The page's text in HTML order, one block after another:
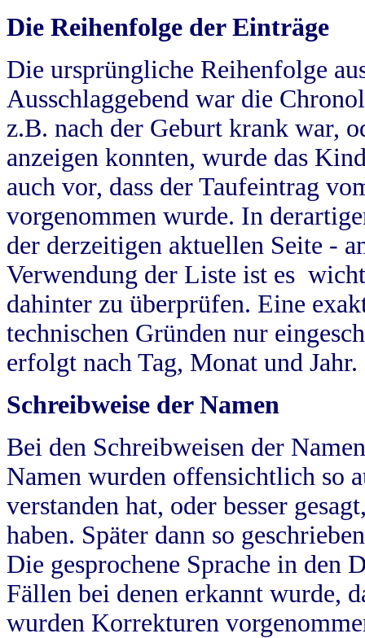
Die Reihenfolge der Einträge
Die ursprüngliche Reihenfolge
Ausschlaggebend war die
z.B. nach der Geburt krank war,
anzeigen konnten, wurde das
auch vor, dass der Taufeintrag
vorgenommen wurde. In
der derzeitigen aktuellen Seite -
Verwendung der Liste ist es
dahinter zu überprüfen. Eine
technischen Gründen nur
erfolgt nach Tag, Monat und Jahr.
Schreibweise der Namen
Bei den Schreibweisen der
Namen wurden offensichtlich so
verstanden hat, oder besser
haben. Später dann so
Die gesprochene Sprache in
Fällen bei denen erkannt wurde,
wurden Korrekturen